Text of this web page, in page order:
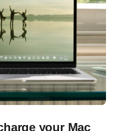
your Mac